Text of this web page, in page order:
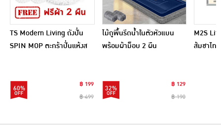
TS Modern Living ถังปั่น
SPIN MOP ตะกร้าปั่นแห้งส
60%
฿ 199
฿ 499
ไม้ถูพื้นรีดน้ำในตัวหัวแบน
พร้อมผ้าม็อบ 2 ผืน
32%
฿ 129
฿ 190
M2S
ส้มชาไท